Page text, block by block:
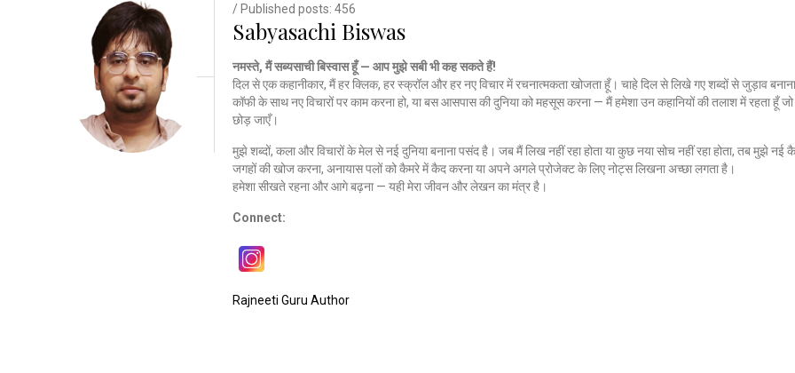
/ Published posts: 456
Sabyasachi Biswas
नमस्ते, मैं सब्यसाची बिस्वास हूँ — आप मुझे सबी भी कह सकते हैं!
दिल से एक कहानीकार, मैं हर क्लिक, हर स्क्रॉल और हर नए विचार में रचनात्मकता खोजता हूँ। चाहे दिल से लिखे गए शब्दों से जुड़ाव
कॉफी के साथ नए विचारों पर काम करना हो, या बस आसपास की दुनिया को महसूस करना — मैं हमेशा उन कहानियों की तलाश में रहता हूँ
छोड़ जाएँ।
मुझे शब्दों, कला और विचारों के मेल से नई दुनिया बनाना पसंद है। जब मैं लिख नहीं रहा होता या कुछ नया सोच नहीं रहा होता, तब मुझे नई
जगहों की खोज करना, अनायास पलों को कैमरे में कैद करना या अपने अगले प्रोजेक्ट के लिए नोट्स लिखना अच्छा लगता है।
हमेशा सीखते रहना और आगे बढ़ना — यही मेरा जीवन और लेखन का मंत्र है।
Connect:
Rajneeti Guru Author